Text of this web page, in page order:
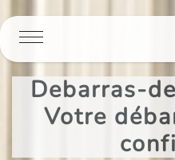
Debarras-
Votre